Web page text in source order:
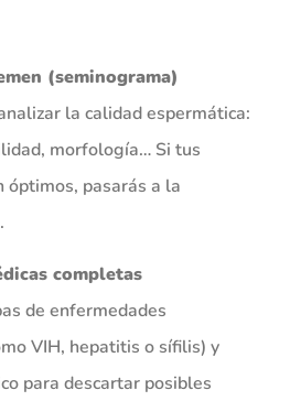
(seminograma)
la calidad espermática:
morfología… Si tus
óptimos, pasarás a la
completas
de enfermedades
VIH, hepatitis o sífilis) y
para descartar posibles